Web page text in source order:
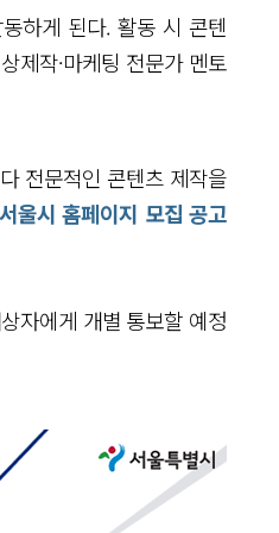
하게 된다. 활동 시 콘텐
제작·마케팅 전문가 멘토
전문적인 콘텐츠 제작을
서울시 홈페이지 모집 공고
자에게 개별 통보할 예정